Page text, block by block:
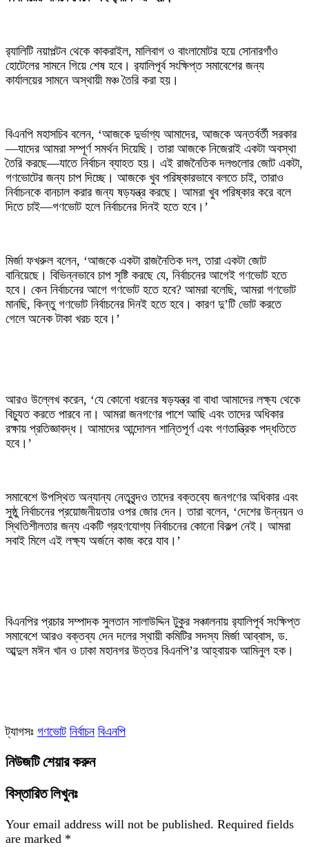
‎র‍্যালিটি নয়াপল্টন থেকে কাকরাইল, মালিবাগ ও বাংলামোটর হয়ে সোনারগাঁও
হোটেলের সামনে গিয়ে শেষ হবে। র‍্যালিপূর্ব সংক্ষিপ্ত সমাবেশের জন্য
কার্যালয়ের সামনে অস্থায়ী মঞ্চ তৈরি করা হয়।
‎বিএনপি মহাসচিব বলেন, ‘আজকে দুর্ভাগ্য আমাদের, আজকে অন্তর্বর্তী সরকার
—যাদের আমরা সম্পূর্ণ সমর্থন দিয়েছি। তারা আজকে নিজেরাই একটা অবস্থা
তৈরি করছে—যাতে নির্বাচন ব্যাহত হয়। এই রাজনৈতিক দলগুলোর জোট একটা,
গণভোটের জন্য চাপ দিচ্ছে। আজকে খুব পরিষ্কারভাবে বলতে চাই, তারাও
নির্বাচনকে বানচাল করার জন্য ষড়যন্ত্র করছে। আমরা খুব পরিষ্কার করে বলে
দিতে চাই—গণভোট হলে নির্বাচনের দিনই হতে হবে।’
‎মির্জা ফখরুল বলেন, ‘আজকে একটা রাজনৈতিক দল, তারা একটা জোট
বানিয়েছে। বিভিন্নভাবে চাপ সৃষ্টি করছে যে, নির্বাচনের আগেই গণভোট হতে
হবে। কেন নির্বাচনের আগে গণভোট হতে হবে? আমরা বলেছি, আমরা গণভোট
মানছি, কিন্তু গণভোট নির্বাচনের দিনই হতে হবে। কারণ দু’টি ভোট করতে
গেলে অনেক টাকা খরচ হবে।’
‎আরও উল্লেখ করেন, ‘যে কোনো ধরনের ষড়যন্ত্র বা বাধা আমাদের লক্ষ্য থেকে
বিচ্যুত করতে পারবে না। আমরা জনগণের পাশে আছি এবং তাদের অধিকার
রক্ষায় প্রতিজ্ঞাবদ্ধ। আমাদের আন্দোলন শান্তিপূর্ণ এবং গণতান্ত্রিক পদ্ধতিতে
হবে।’
‎সমাবেশে উপস্থিত অন্যান্য নেতৃবৃন্দও তাদের বক্তব্যে জনগণের অধিকার এবং
সুষ্ঠু নির্বাচনের প্রয়োজনীয়তার ওপর জোর দেন। তারা বলেন, ‘দেশের উন্নয়ন ও
স্থিতিশীলতার জন্য একটি গ্রহণযোগ্য নির্বাচনের কোনো বিকল্প নেই। আমরা
সবাই মিলে এই লক্ষ্য অর্জনে কাজ করে যাব।’
‎বিএনপির প্রচার সম্পাদক সুলতান সালাউদ্দিন টুকুর সঞ্চালনায় র‍্যালিপূর্ব সংক্ষিপ্ত
সমাবেশে আরও বক্তব্য দেন দলের স্থায়ী কমিটির সদস্য মির্জা আব্বাস, ড.
আব্দুল মঈন খান ও ঢাকা মহানগর উত্তর বিএনপি’র আহ্বায়ক আমিনুল হক।
ট্যাগসঃ গণভোট নির্বাচন বিএনপি
নিউজটি শেয়ার করুন
বিস্তারিত লিখুনঃ
Your email address will not be published. Required fields
are marked *